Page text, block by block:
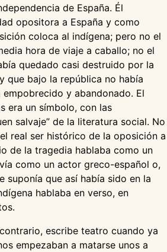
de España. Él
opositora a España y como
coloca al indígena; pero no el
hora de viaje a caballo; no el
quedado casi destruido por la
que bajo la república no había
y abandonado. El
era un símbolo, con las
salvaje” de la literatura social. No
real ser histórico de la oposición a
de la tragedia hablaba como un
como un actor greco-español o,
suponía que así había sido en la
hablaba en verso, en
escribe teatro cuando ya
empezaban a matarse unos a